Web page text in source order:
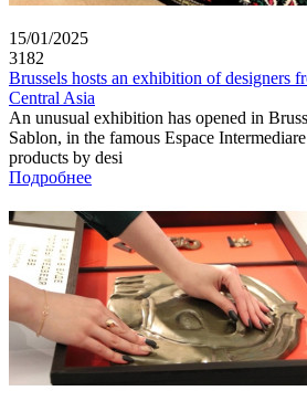
15/01/2025
3182
Brussels hosts an exhibition of designers
Central Asia
An unusual exhibition has opened in
Sablon, in the famous Espace
products by desi
Подробнее